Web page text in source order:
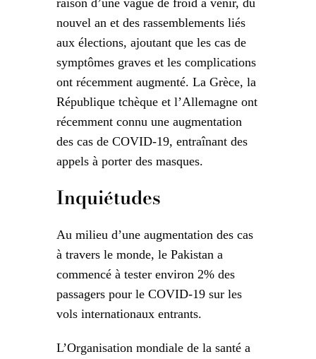
nouvel an et des rassemblements liés
aux élections, ajoutant que les cas de
symptômes graves et les complications
ont récemment augmenté. La Grèce, la
République tchèque et l’Allemagne ont
récemment connu une augmentation
des cas de COVID-19, entraînant des
appels à porter des masques.
Inquiétudes
Au milieu d’une augmentation des cas
à travers le monde, le Pakistan a
commencé à tester environ 2% des
passagers pour le COVID-19 sur les
vols internationaux entrants.
L’Organisation mondiale de la santé a